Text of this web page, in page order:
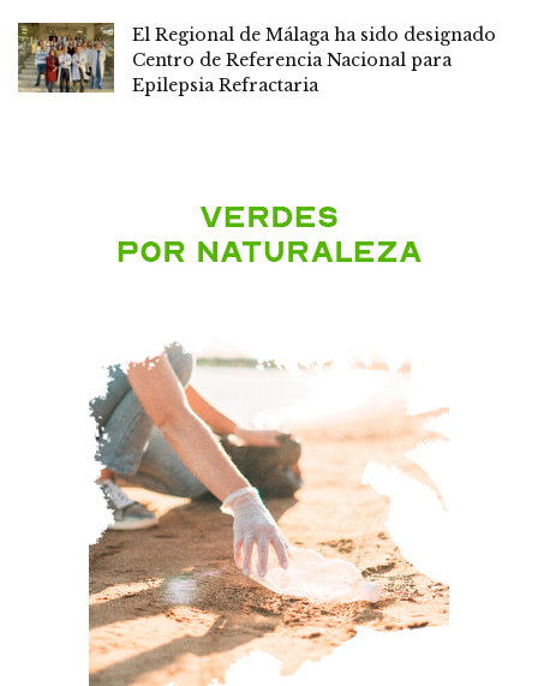
El Regional de Málaga ha sido designado
Centro de Referencia Nacional para
Epilepsia Refractaria